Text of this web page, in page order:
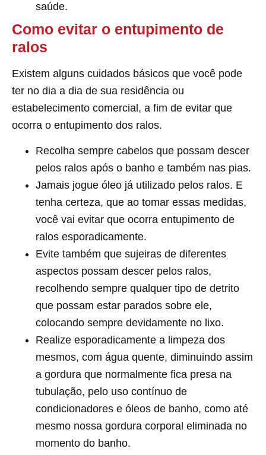
saúde.
Como evitar o entupimento de
ralos
Existem alguns cuidados básicos que você pode
ter no dia a dia de sua residência ou
estabelecimento comercial, a fim de evitar que
ocorra o entupimento dos ralos.
Recolha sempre cabelos que possam descer
pelos ralos após o banho e também nas pias.
Jamais jogue óleo já utilizado pelos ralos. E
tenha certeza, que ao tomar essas medidas,
você vai evitar que ocorra entupimento de
ralos esporadicamente.
Evite também que sujeiras de diferentes
aspectos possam descer pelos ralos,
recolhendo sempre qualquer tipo de detrito
que possam estar parados sobre ele,
colocando sempre devidamente no lixo.
Realize esporadicamente a limpeza dos
mesmos, com água quente, diminuindo assim
a gordura que normalmente fica presa na
tubulação, pelo uso contínuo de
condicionadores e óleos de banho, como até
mesmo nossa gordura corporal eliminada no
momento do banho.